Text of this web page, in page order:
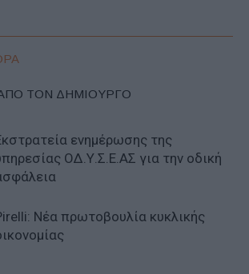
ΤΟΝ ΔΗΜΙΟΥΡΓΟ
ενημέρωσης της
ΟΔ.Υ.Σ.Ε.ΑΣ για την οδική
Νέα πρωτοβουλία κυκλικής